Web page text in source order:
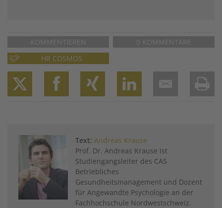
KOMMENTIEREN
0 KOMMENTARE
HR COSMOS
Text: Andreas Krause
Prof. Dr. Andreas Krause ist
Studiengangsleiter des CAS
Betriebliches
Gesundheitsmanagement und Dozent
für Angewandte Psychologie an der
Fachhochschule Nordwestschweiz.